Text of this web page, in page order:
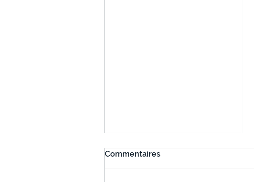
Commentaires